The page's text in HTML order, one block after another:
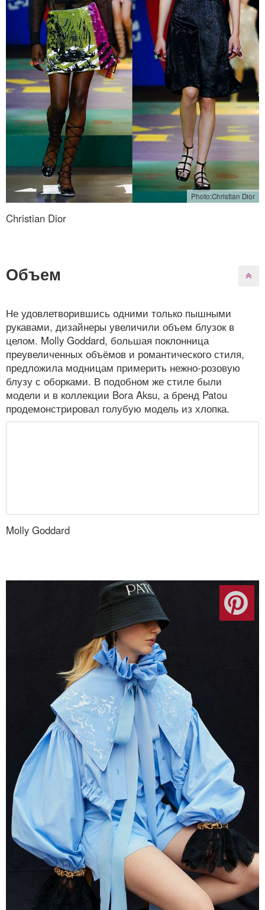
Photo:Christian Dior
Christian Dior
Объем
Не удовлетворившись одними только пышными
рукавами, дизайнеры увеличили объем блузок в
целом. Molly Goddard, большая поклонница
преувеличенных объёмов и романтического стиля,
предложила модницам примерить нежно-розовую
блузу с оборками. В подобном же стиле были
модели и в коллекции Bora Aksu, а бренд Patou
продемонстрировал голубую модель из хлопка.
Molly Goddard